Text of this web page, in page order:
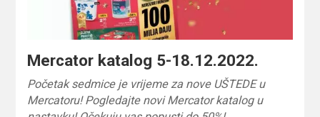
Mercator katalog 5-18.12.2022.
Početak sedmice je vrijeme za nove UŠTEDE u
Mercatoru! Pogledajte novi Mercator katalog u